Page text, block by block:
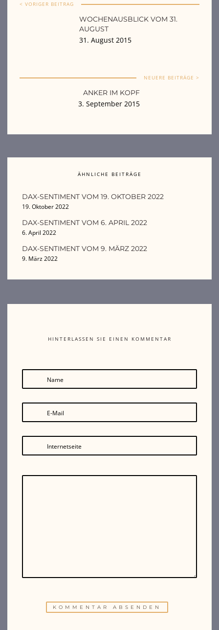
< VORIGER BEITRAG
WOCHENAUSBLICK VOM 31.
AUGUST
31. August 2015
NEUERE BEITRÄGE >
ANKER IM KOPF
3. September 2015
ÄHNLICHE BEITRÄGE
DAX-SENTIMENT VOM 19. OKTOBER 2022
19. Oktober 2022
DAX-SENTIMENT VOM 6. APRIL 2022
6. April 2022
DAX-SENTIMENT VOM 9. MÄRZ 2022
9. März 2022
HINTERLASSEN SIE EINEN KOMMENTAR
Name
E-Mail
Internetseite